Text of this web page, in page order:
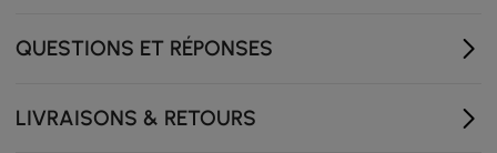
QUESTIONS ET RÉPONSES
LIVRAISONS & RETOURS